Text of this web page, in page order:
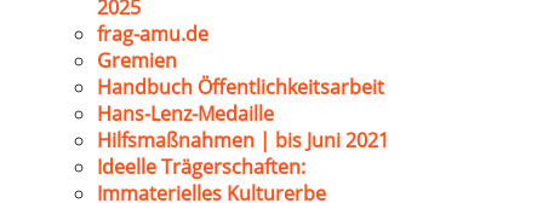
2025
frag-amu.de
Gremien
Handbuch Öffentlichkeitsarbeit
Hans-Lenz-Medaille
Hilfsmaßnahmen | bis Juni 2021
Ideelle Trägerschaften:
Immaterielles Kulturerbe